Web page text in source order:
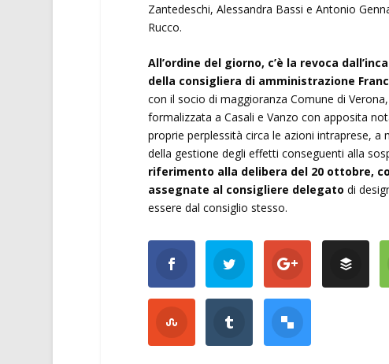
Zantedeschi, Alessandra Bassi e Antonio
Rucco.
All’ordine del giorno, c’è la revoca
della consigliera di amministrazione
con il socio di maggioranza Comune di
formalizzata a Casali e Vanzo con apposita
proprie perplessità circa le azioni intraprese, a
della gestione degli effetti conseguenti alla
riferimento alla delibera del 20 ottobre,
assegnate al consigliere delegato di
essere dal consiglio stesso.